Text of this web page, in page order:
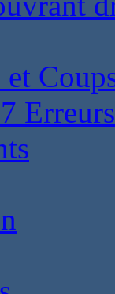
et
Erreurs